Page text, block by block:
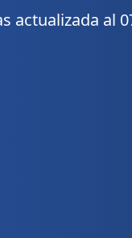
actualizada al